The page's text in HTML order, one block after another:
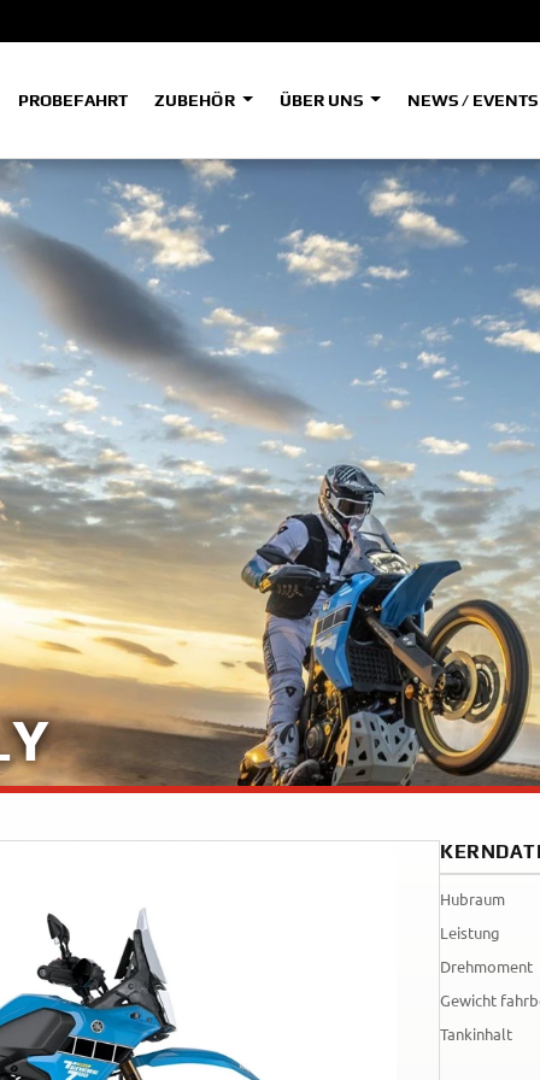
HYPER NAKED
SPORT HERITAGE
SUPERSPORT
Tenere
A2
Tenere
700
35kW
A
700
Rally
Tenere
700
World
Raid
PROBEFAHRT ZUBEHÖR ÜBER UNS NEWS / EVENTS
Hubraum
Leistung
Drehmoment
Gewicht
Tankinhalt